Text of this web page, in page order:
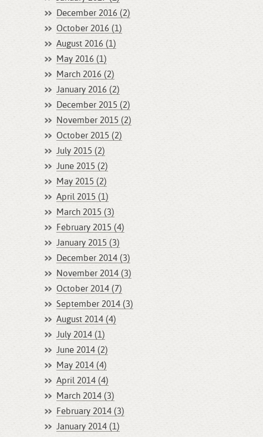
December 2016 (2)
October 2016 (1)
August 2016 (1)
May 2016 (1)
March 2016 (2)
January 2016 (2)
December 2015 (2)
November 2015 (2)
October 2015 (2)
July 2015 (2)
June 2015 (2)
May 2015 (2)
April 2015 (1)
March 2015 (3)
February 2015 (4)
January 2015 (3)
December 2014 (3)
November 2014 (3)
October 2014 (7)
September 2014 (3)
August 2014 (4)
July 2014 (1)
June 2014 (2)
May 2014 (4)
April 2014 (4)
March 2014 (3)
February 2014 (3)
January 2014 (1)